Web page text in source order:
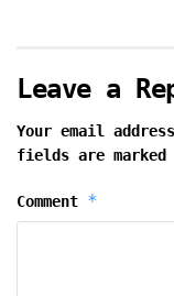
Leave a
Your email
fields are marked
Comment *